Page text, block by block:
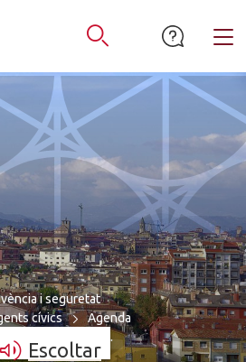
Obrir Cercador
Escoltar
i seguretat
cívics
Agenda
de les Pinye…